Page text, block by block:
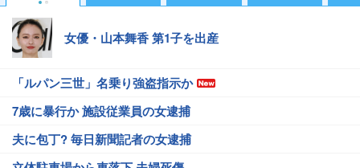
女優・山本舞香 第1子を出産
「ルパン三世」名乗り強盗指示か
7歳に暴行か 施設従業員の女逮捕
夫に包丁? 毎日新聞記者の女逮捕